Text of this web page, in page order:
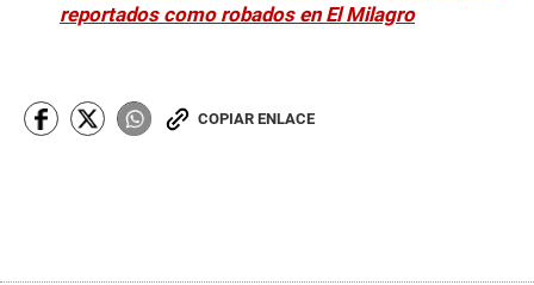
reportados como robados en El Milagro
COPIAR ENLACE